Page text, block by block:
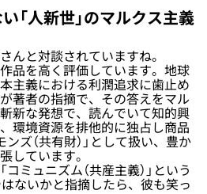
「人新世」のマルクス主義
んと対談されていますね。
品を高く評価しています。地球
主義における利潤追求に歯止め
著者の指摘で、その答えをマル
新な発想で、読んでいて知的興
環境資源を排他的に独占し商品
ズ（共有財）」として扱い、豊か
しています。
ミュニズム（共産主義）」という
はないかと指摘したら、彼も笑っ